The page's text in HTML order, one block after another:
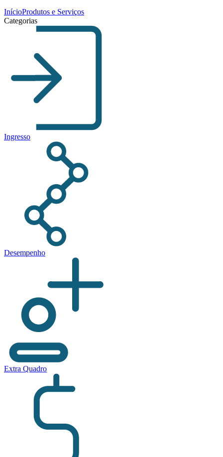
InícioProdutos e Serviços
Categorias
Ingresso
Desempenho
Extra Quadro